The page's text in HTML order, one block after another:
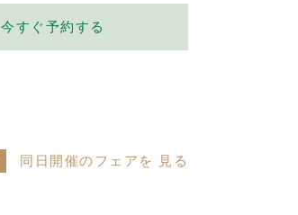
今すぐ予約する
同日開催のフェアを